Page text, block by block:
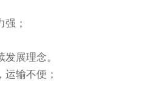
；
展理念。
输不便；